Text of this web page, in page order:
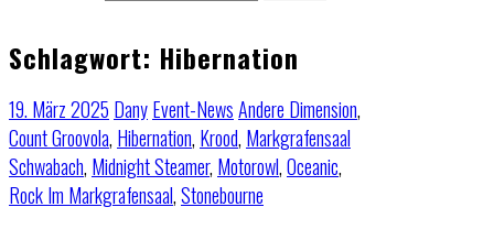
Schlagwort: Hibernation
19. März 2025 DanyEvent-NewsAndere Dimension,
Count Groovola, Hibernation, Krood, Markgrafensaal
Schwabach, Midnight Steamer, Motorowl,Oceanic,
Rock Im Markgrafensaal,Stonebourne